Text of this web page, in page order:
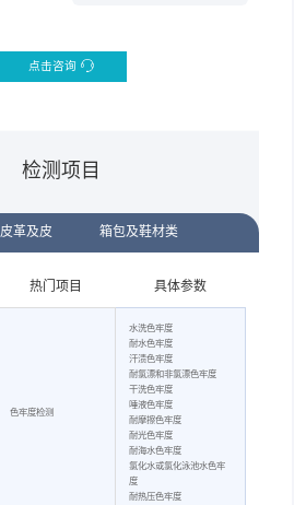
点击咨询
检测项目
皮革及皮 箱包及鞋材类
热门项目 具体参数
色牢度检测
水洗色牢度
耐水色牢度
汗渍色牢度
耐氯漂和非氯漂色牢度
干洗色牢度
唾液色牢度
耐摩擦色牢度
耐光色牢度
耐海水色牢度
氯化水或氯化泳池水色牢
度
耐热压色牢度